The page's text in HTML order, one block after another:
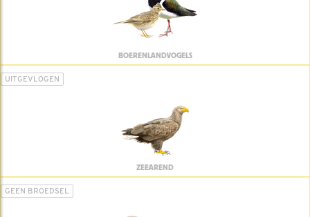
BOERENLANDVOGELS
UITGEVLOGEN
ZEEAREND
GEEN BROEDSEL